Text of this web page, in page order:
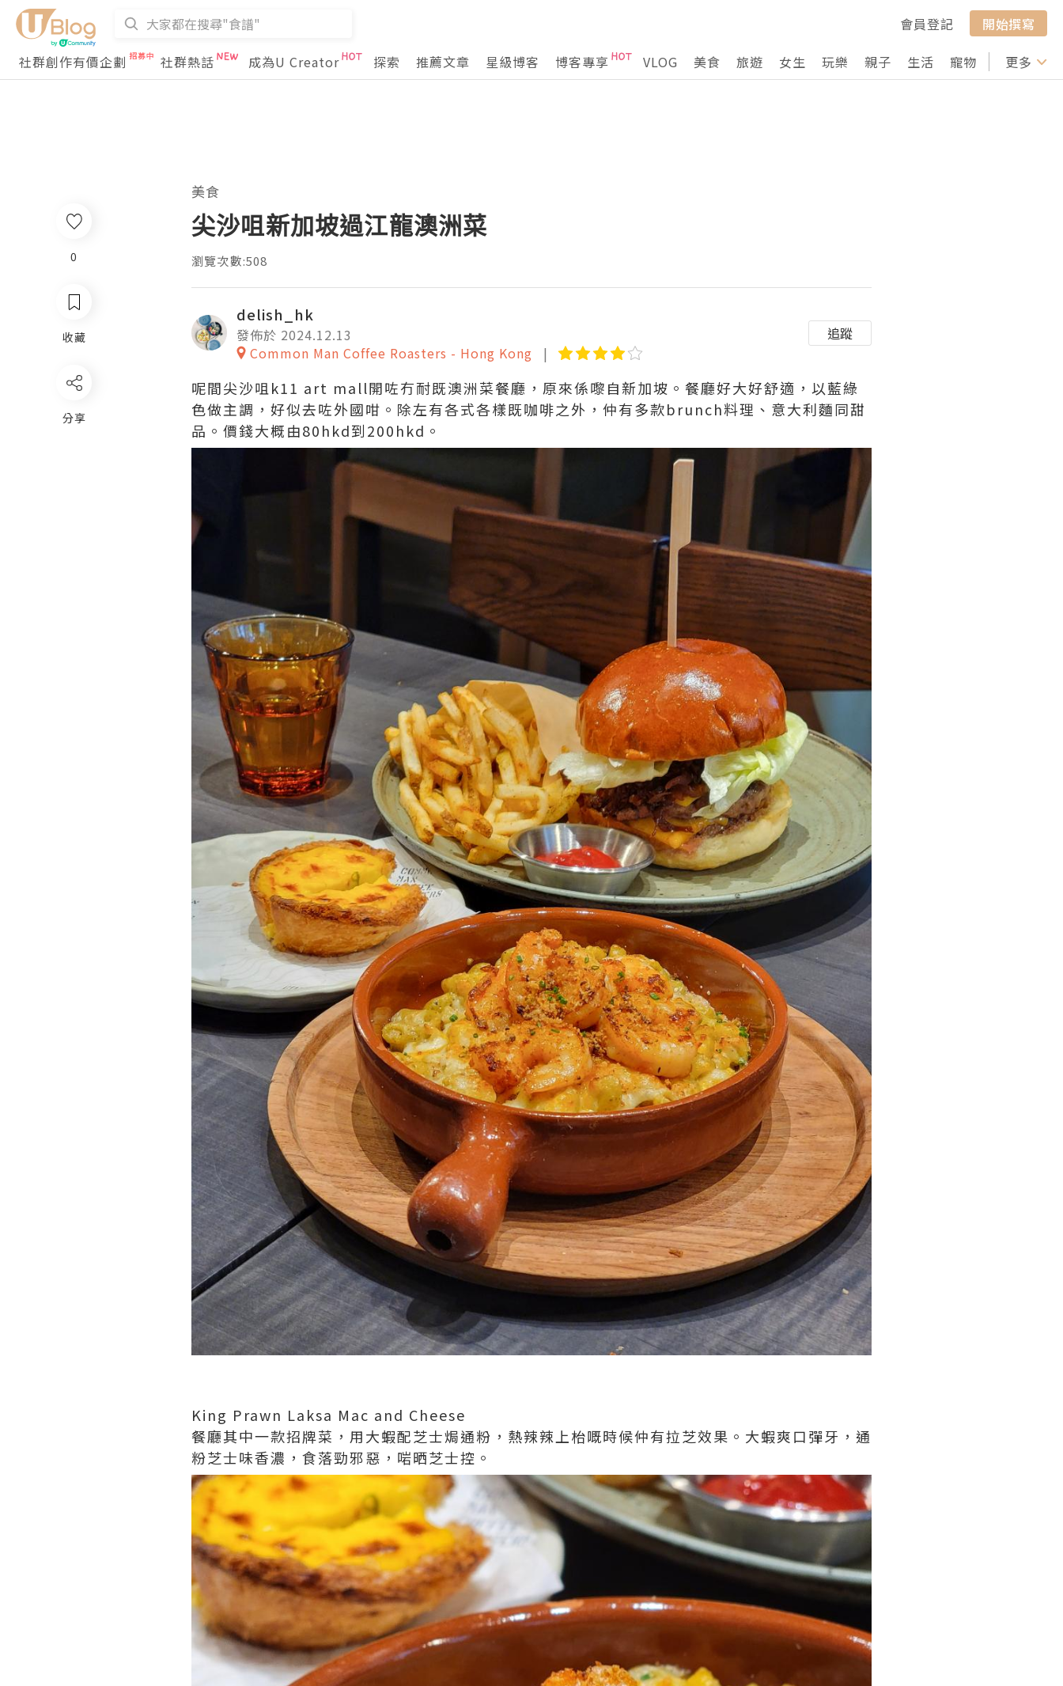
會員登記
開始撰寫
社群創作有價企劃
社群熱話 成為U Creator 探索 推薦文章 星級博客 博客專享 VLOG 美食 旅遊 女生 玩樂 親子 生活 寵物 行山 打卡
更多
0
收藏
分享
美食
尖沙咀新加坡過江龍澳洲菜
瀏覽次數:508
delish_hk
發佈於 2024.12.13
Common Man Coffee Roasters - Hong Kong
追蹤
呢間尖沙咀k11 art mall開咗冇耐既澳洲菜餐廳，原來係嚟自新加坡。餐廳好大好舒適，以藍綠
色做主調，好似去咗外國咁。除左有各式各樣既咖啡之外，仲有多款brunch料理、意大利麵同甜
品。價錢大概由80hkd到200hkd。
King Prawn Laksa Mac and Cheese
餐廳其中一款招牌菜，用大蝦配芝士焗通粉，熱辣辣上枱嘅時候仲有拉芝效果。大蝦爽口彈牙，通
粉芝士味香濃，食落勁邪惡，啱晒芝士控。